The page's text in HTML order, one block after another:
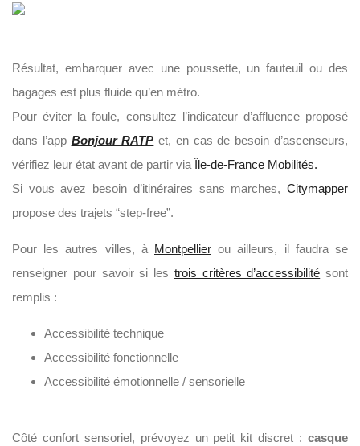
Résultat, embarquer avec une poussette, un fauteuil ou des
bagages est plus fluide qu’en métro.
Pour éviter la foule, consultez l’indicateur d’affluence proposé
dans l’app Bonjour RATP et, en cas de besoin d’ascenseurs,
vérifiez leur état avant de partir via Île-de-France Mobilités.
Si vous avez besoin d’itinéraires sans marches, Citymapper
propose des trajets “step-free”.
Pour les autres villes, à Montpellier ou ailleurs, il faudra se
renseigner pour savoir si les trois critères d’accessibilité sont
remplis :
Accessibilité technique
Accessibilité fonctionnelle
Accessibilité émotionnelle / sensorielle
Côté confort sensoriel, prévoyez un petit kit discret : casque